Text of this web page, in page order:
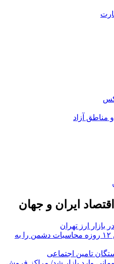
آزاد
ایران و جهان
ارز تهران
سردار نائینی: دفاع مقدس ۱۲ روزه محاسبات دشمن را به
تامین اجتماعی